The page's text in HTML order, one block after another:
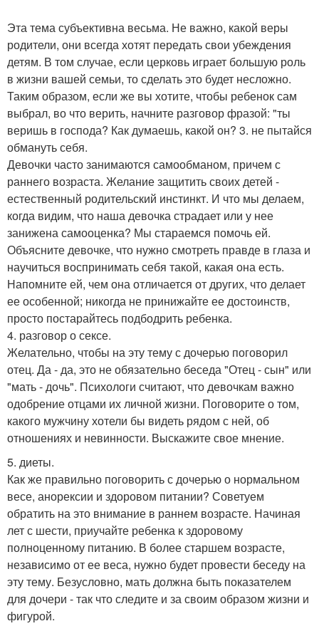
Эта тема субъективна весьма. Не важно, какой веры
родители, они всегда хотят передать свои убеждения
детям. В том случае, если церковь играет большую роль
в жизни вашей семьи, то сделать это будет несложно.
Таким образом, если же вы хотите, чтобы ребенок сам
выбрал, во что верить, начните разговор фразой: "ты
веришь в господа? Как думаешь, какой он? 3. не пытайся
обмануть себя.
Девочки часто занимаются самообманом, причем с
раннего возраста. Желание защитить своих детей -
естественный родительский инстинкт. И что мы делаем,
когда видим, что наша девочка страдает или у нее
занижена самооценка? Мы стараемся помочь ей.
Объясните девочке, что нужно смотреть правде в глаза и
научиться воспринимать себя такой, какая она есть.
Напомните ей, чем она отличается от других, что делает
ее особенной; никогда не принижайте ее достоинств,
просто постарайтесь подбодрить ребенка.
4. разговор о сексе.
Желательно, чтобы на эту тему с дочерью поговорил
отец. Да - да, это не обязательно беседа "Отец - сын" или
"мать - дочь". Психологи считают, что девочкам важно
одобрение отцами их личной жизни. Поговорите о том,
какого мужчину хотели бы видеть рядом с ней, об
отношениях и невинности. Выскажите свое мнение.
5. диеты.
Как же правильно поговорить с дочерью о нормальном
весе, анорексии и здоровом питании? Советуем
обратить на это внимание в раннем возрасте. Начиная
лет с шести, приучайте ребенка к здоровому
полноценному питанию. В более старшем возрасте,
независимо от ее веса, нужно будет провести беседу на
эту тему. Безусловно, мать должна быть показателем
для дочери - так что следите и за своим образом жизни и
фигурой.